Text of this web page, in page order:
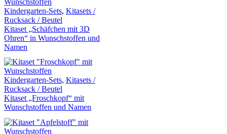
Kindergarten-Sets, Kitasets /
Rucksack / Beutel
Kitaset „Schäfchen mit 3D
Ohren“ in Wunschstoffen und
Namen
Kindergarten-Sets, Kitasets /
Rucksack / Beutel
Kitaset „Froschkopf“ mit
Wunschstoffen und Namen